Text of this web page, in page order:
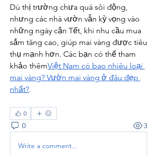
Dù thị trường chưa quá sôi động,
nhưng các nhà vườn vẫn kỳ vọng vào
những ngày cận Tết, khi nhu cầu mua
sắm tăng cao, giúp mai vàng được tiêu
thụ mạnh hơn. Các bạn có thể tham
khảo thêmViệt Nam có bao nhiêu loại
mai vàng? Vườn mai vàng ở đâu đẹp
nhất?.
0
0 3
Write a comment...